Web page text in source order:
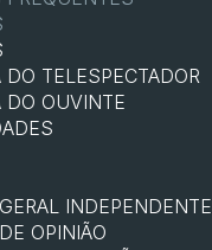
DO TELESPECTADOR
DO OUVINTE
INDEPENDENTE
OPINIÃO